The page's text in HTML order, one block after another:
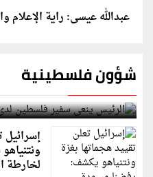
عبدالله عيسى: راية الإعلام
شؤون فلسطينية
الرئيس ينعى سفير فلسطين
إسرائيل
لخارطة